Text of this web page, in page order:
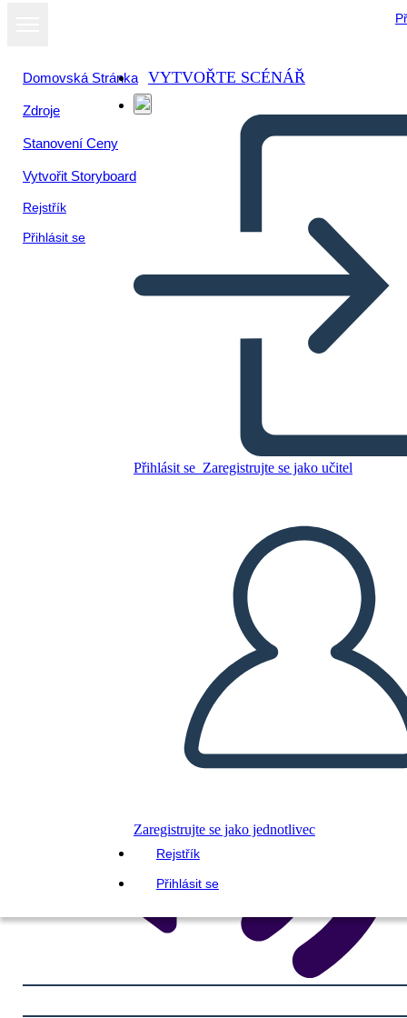
Domovská Stránka
Zdroje
Stanovení Ceny
Vytvořit Storyboard
Rejstřík
Přihlásit se
VYTVOŘTE SCÉNÁŘ
Přihlásit se Zaregistrujte se jako učitel
Zaregistrujte se jako jednotlivec
Rejstřík
Přihlásit se
הבחירות של 1980
VYTVOŘIT STORYBOARD
PŘEHRÁT PREZENTACI
PŘEČTI MI